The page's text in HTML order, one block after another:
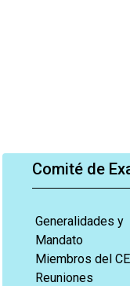
Comité de
Generalidades y
Mandato
Miembros del
Reuniones